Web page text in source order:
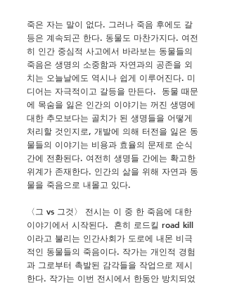
죽은 자는 말이 없다. 그러나 죽음 후에도 갈
등은 계속되곤 한다. 동물도 마찬가지다. 여전
히 인간 중심적 사고에서 바라보는 동물들의
죽음은 생명의 소중함과 자연과의 공존을 외
치는 오늘날에도 역시나 쉽게 이루어진다. 미
디어는 자극적이고 갈등을 만든다. 동물 때문
에 목숨을 잃은 인간의 이야기는 꺼진 생명에
대한 추모보다는 골치가 된 생명들을 어떻게
처리할 것인지로, 개발에 의해 터전을 잃은 동
물들의 이야기는 비용과 효율의 문제로 순식
간에 전환된다. 여전히 생명들 간에는 확고한
위계가 존재한다. 인간의 삶을 위해 자연과 동
물을 죽음으로 내몰고 있다.
〈그 vs 그것〉 전시는 이 중 한 죽음에 대한
이야기에서 시작된다. 흔히 로드킬 road kill
이라고 불리는 인간사회가 도로에 내몬 비극
적인 동물들의 죽음이다. 작가는 개인적 경험
과 그로부터 촉발된 감각들을 작업으로 제시
한다. 작가는 이번 전시에서 한동안 방치되었